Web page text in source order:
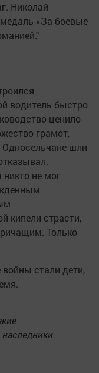
Николай
«За боевые
водитель быстро
ценило
грамот,
шли
никто не мог
кипели страсти,
Только
стали дети,
наследники